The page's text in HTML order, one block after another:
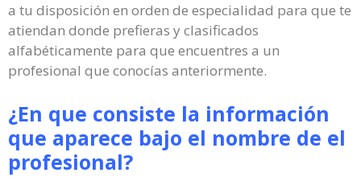
a tu disposición en orden de especialidad para que te
atiendan donde prefieras y clasificados
alfabéticamente para que encuentres a un
profesional que conocías anteriormente.
¿En que consiste la información
que aparece bajo el nombre de el
profesional?